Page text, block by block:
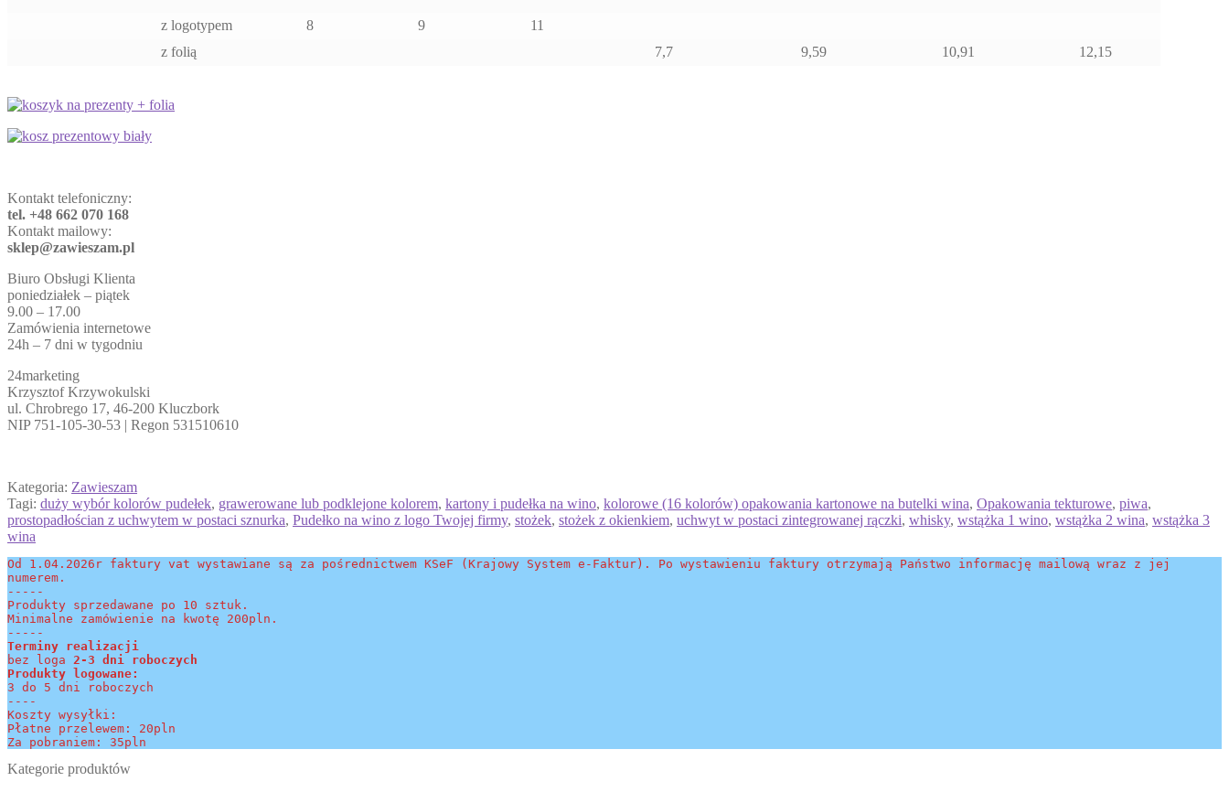
z logotypem 8 9
11
z folią
7,7 9,59 10,91 12,15
Kontakt telefoniczny:
tel. +48 662 070 168
Kontakt mailowy:
sklep@zawieszam.pl
Biuro Obsługi Klienta
poniedziałek – piątek
9.00 – 17.00
Zamówienia internetowe
24h – 7 dni w tygodniu
24marketing
Krzysztof Krzywokulski
ul. Chrobrego 17, 46-200 Kluczbork
NIP 751-105-30-53 | Regon 531510610
Kategoria: Zawieszam
Tagi: duży wybór kolorów pudełek, grawerowane lub podklejone kolorem, kartony i pudełka na wino, kolorowe (16 kolorów) opakowania kartonowe na butelki wina, Opakowania tekturowe, piwa,
prostopadłościan z uchwytem w postaci sznurka, Pudełko na wino z logo Twojej firmy, stożek, stożek z okienkiem, uchwyt w postaci zintegrowanej rączki, whisky, wstążka 1 wino, wstążka 2 wina, wstążka 3
wina
Od 1.04.2026r faktury vat wystawiane są za pośrednictwem KSeF (Krajowy System e-Faktur). Po wystawieniu faktury otrzymają Państwo informację mailową wraz z jej
numerem.
-----
Produkty sprzedawane po 10 sztuk.
Minimalne zamówienie na kwotę 200pln.
-----
Terminy realizacji
bez loga 2-3 dni roboczych
Produkty logowane:
3 do 5 dni roboczych
----
Koszty wysyłki:
Płatne przelewem: 20pln
Za pobraniem: 35pln
Kategorie produktów